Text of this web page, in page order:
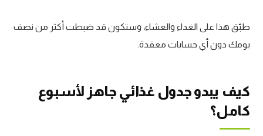
طبّق هذا على الغداء والعشاء، وستكون قد ضبطت أكثر من نصف
يومك دون أي حسابات معقدة.
كيف يبدو جدول غذائي جاهز لأسبوع
كامل؟